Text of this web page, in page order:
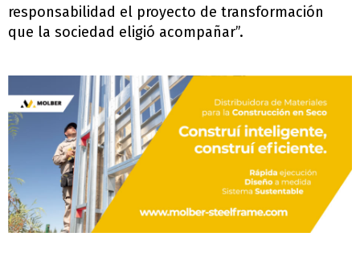
responsabilidad el proyecto de transformación
que la sociedad eligió acompañar”.